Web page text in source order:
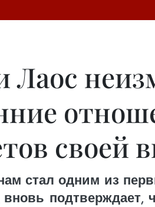
Лаос
своей
стал одним из
подтверждает,